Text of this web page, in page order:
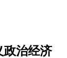
政治经济